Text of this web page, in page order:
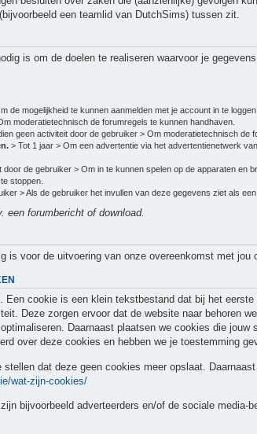
een teamlid van DutchSims) tussen zit.
is om de doelen te realiseren waarvoor je
de mogelijkheid te kunnen aanmelden met je account in te
moderatietechnisch de forumregels te kunnen handhaven.
geen activiteit door de gebruiker > Om moderatietechnisch de
> Tot 1 jaar > Om een advertentie via het advertentienetwerk
door de gebruiker > Om in te kunnen spelen op de apparaten
stoppen.
> Als de gebruiker het invullen van deze gegevens ziet als
een forumbericht of download.
is voor de uitvoering van onze overeenkomst met
cookie is een klein tekstbestand dat bij het
Deze zorgen ervoor dat de website naar behoren
Daarnaast plaatsen we cookies die
over deze cookies en hebben we je toestemming
dat deze geen cookies meer opslaat.
wat-zijn-cookies/
bijvoorbeeld adverteerders en/of de sociale media-